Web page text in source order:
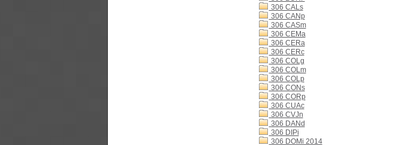
306 CALs
306 CANp
306 CASm
306 CEMa
306 CERa
306 CERc
306 COLg
306 COLm
306 COLp
306 CONs
306 CORp
306 CUAc
306 CVJn
306 DANd
306 DIPi
306 DOMi 2014